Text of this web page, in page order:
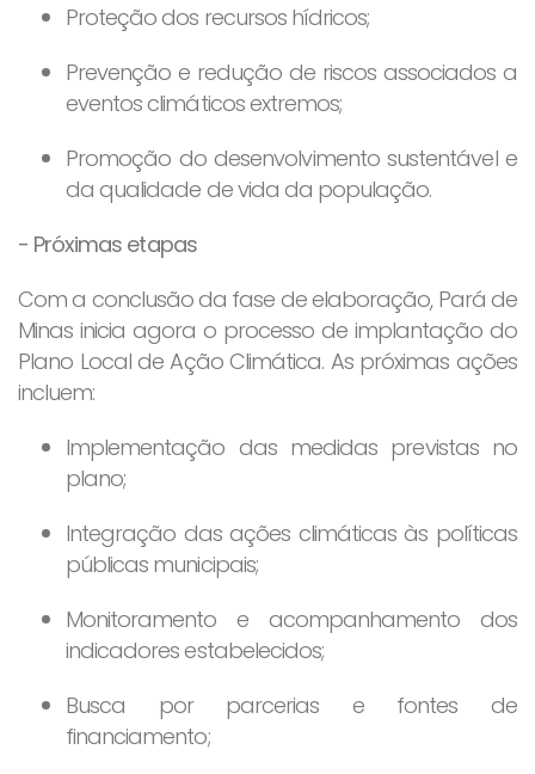
Proteção dos recursos hídricos;
Prevenção e redução de riscos associados a
eventos climáticos extremos;
Promoção do desenvolvimento sustentável e
da qualidade de vida da população.
- Próximas etapas
Com a conclusão da fase de elaboração, Pará de
Minas inicia agora o processo de implantação do
Plano Local de Ação Climática. As próximas ações
incluem:
Implementação das medidas previstas no
plano;
Integração das ações climáticas às políticas
públicas municipais;
Monitoramento e acompanhamento dos
indicadores estabelecidos;
Busca por parcerias e fontes de
financiamento;